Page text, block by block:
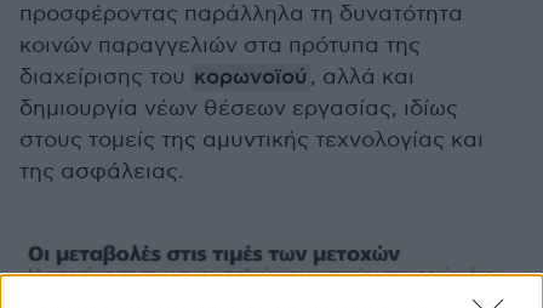
προσφέροντας παράλληλα τη δυνατότητα
κοινών παραγγελιών στα πρότυπα της
διαχείρισης του κορωνοϊού , αλλά και
δημιουργία νέων θέσεων εργασίας, ιδίως
στους τομείς της αμυντικής τεχνολογίας και
της ασφάλειας.